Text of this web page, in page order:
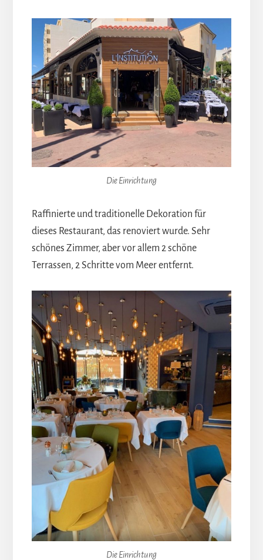
Die Einrichtung
Raffinierte und traditionelle Dekoration für
dieses Restaurant, das renoviert wurde. Sehr
schönes Zimmer, aber vor allem 2 schöne
Terrassen, 2 Schritte vom Meer entfernt.
Die Einrichtung